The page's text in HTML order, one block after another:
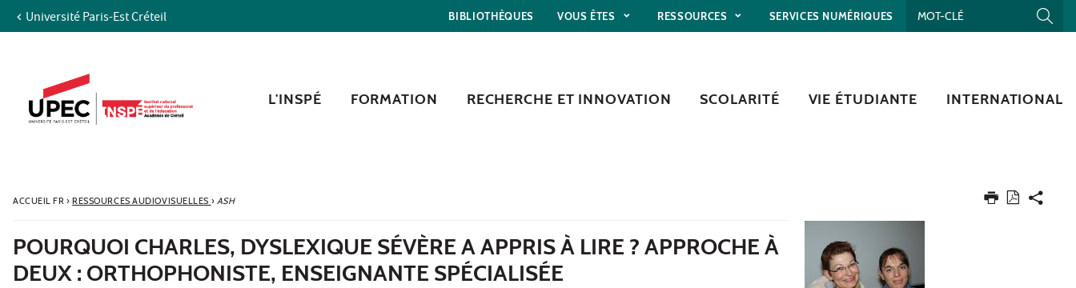
Aller au contenu
Recherche
Université Paris-Est Créteil BIBLIOTHÈQUES VOUS ÊTES RESSOURCES SERVICES NUMÉRIQUES
L'INSPÉ FORMATION RECHERCHE ET INNOVATION SCOLARITÉ VIE ÉTUDIANTE INTERNATIONAL
ACCUEIL FR› RESSOURCES AUDIOVISUELLES › ASH
POURQUOI CHARLES, DYSLEXIQUE SÉVÈRE A APPRIS À LIRE ? APPROCHE À
DEUX : ORTHOPHONISTE, ENSEIGNANTE SPÉCIALISÉE